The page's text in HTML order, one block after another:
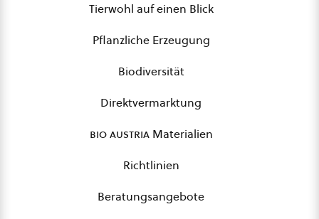
Tierwohl auf einen Blick
Pflanzliche Erzeugung
Biodiversität
Direktvermarktung
bio austriaMaterialien
Richtlinien
Beratungsangebote